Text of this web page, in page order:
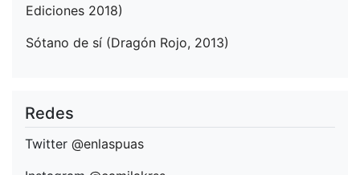
Ediciones 2018)
Sótano de sí (Dragón Rojo, 2013)
Redes
Twitter @enlaspuas